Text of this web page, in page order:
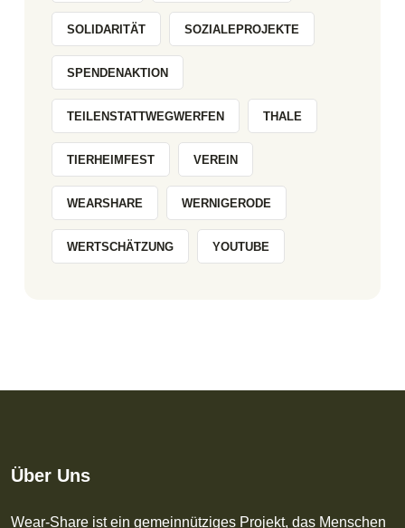
SOLIDARITÄT SOZIALEPROJEKTE
SPENDENAKTION
TEILENSTATTWEGWERFEN THALE
TIERHEIMFEST VEREIN
WEARSHARE WERNIGERODE
WERTSCHÄTZUNG YOUTUBE
Über Uns
Wear-Share ist ein gemeinnütziges Projekt, das Menschen